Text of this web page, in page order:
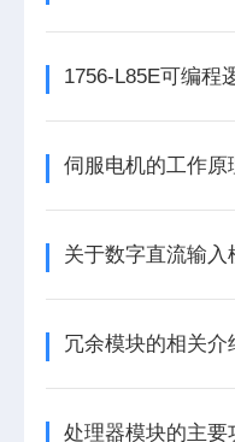
伺服电机的工作原
冗余模块的相关介